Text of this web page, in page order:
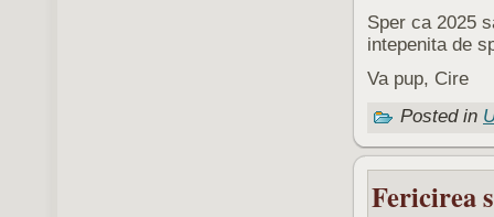
Sper ca 2025
intepenita de
Va pup, Cire
Posted in
Fericirea